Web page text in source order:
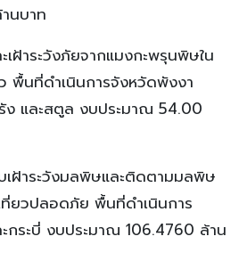
นบาท
เฝ้าระวังภัยจากแมงกะพรุนพิษใน
พื้นที่ดำเนินการจังหวัดพังงา
ง และสตูล งบประมาณ 54.00
เฝ้าระวังมลพิษและติดตามมลพิษ
ที่ยวปลอดภัย พื้นที่ดำเนินการ
กระบี่ งบประมาณ 106.4760 ล้าน